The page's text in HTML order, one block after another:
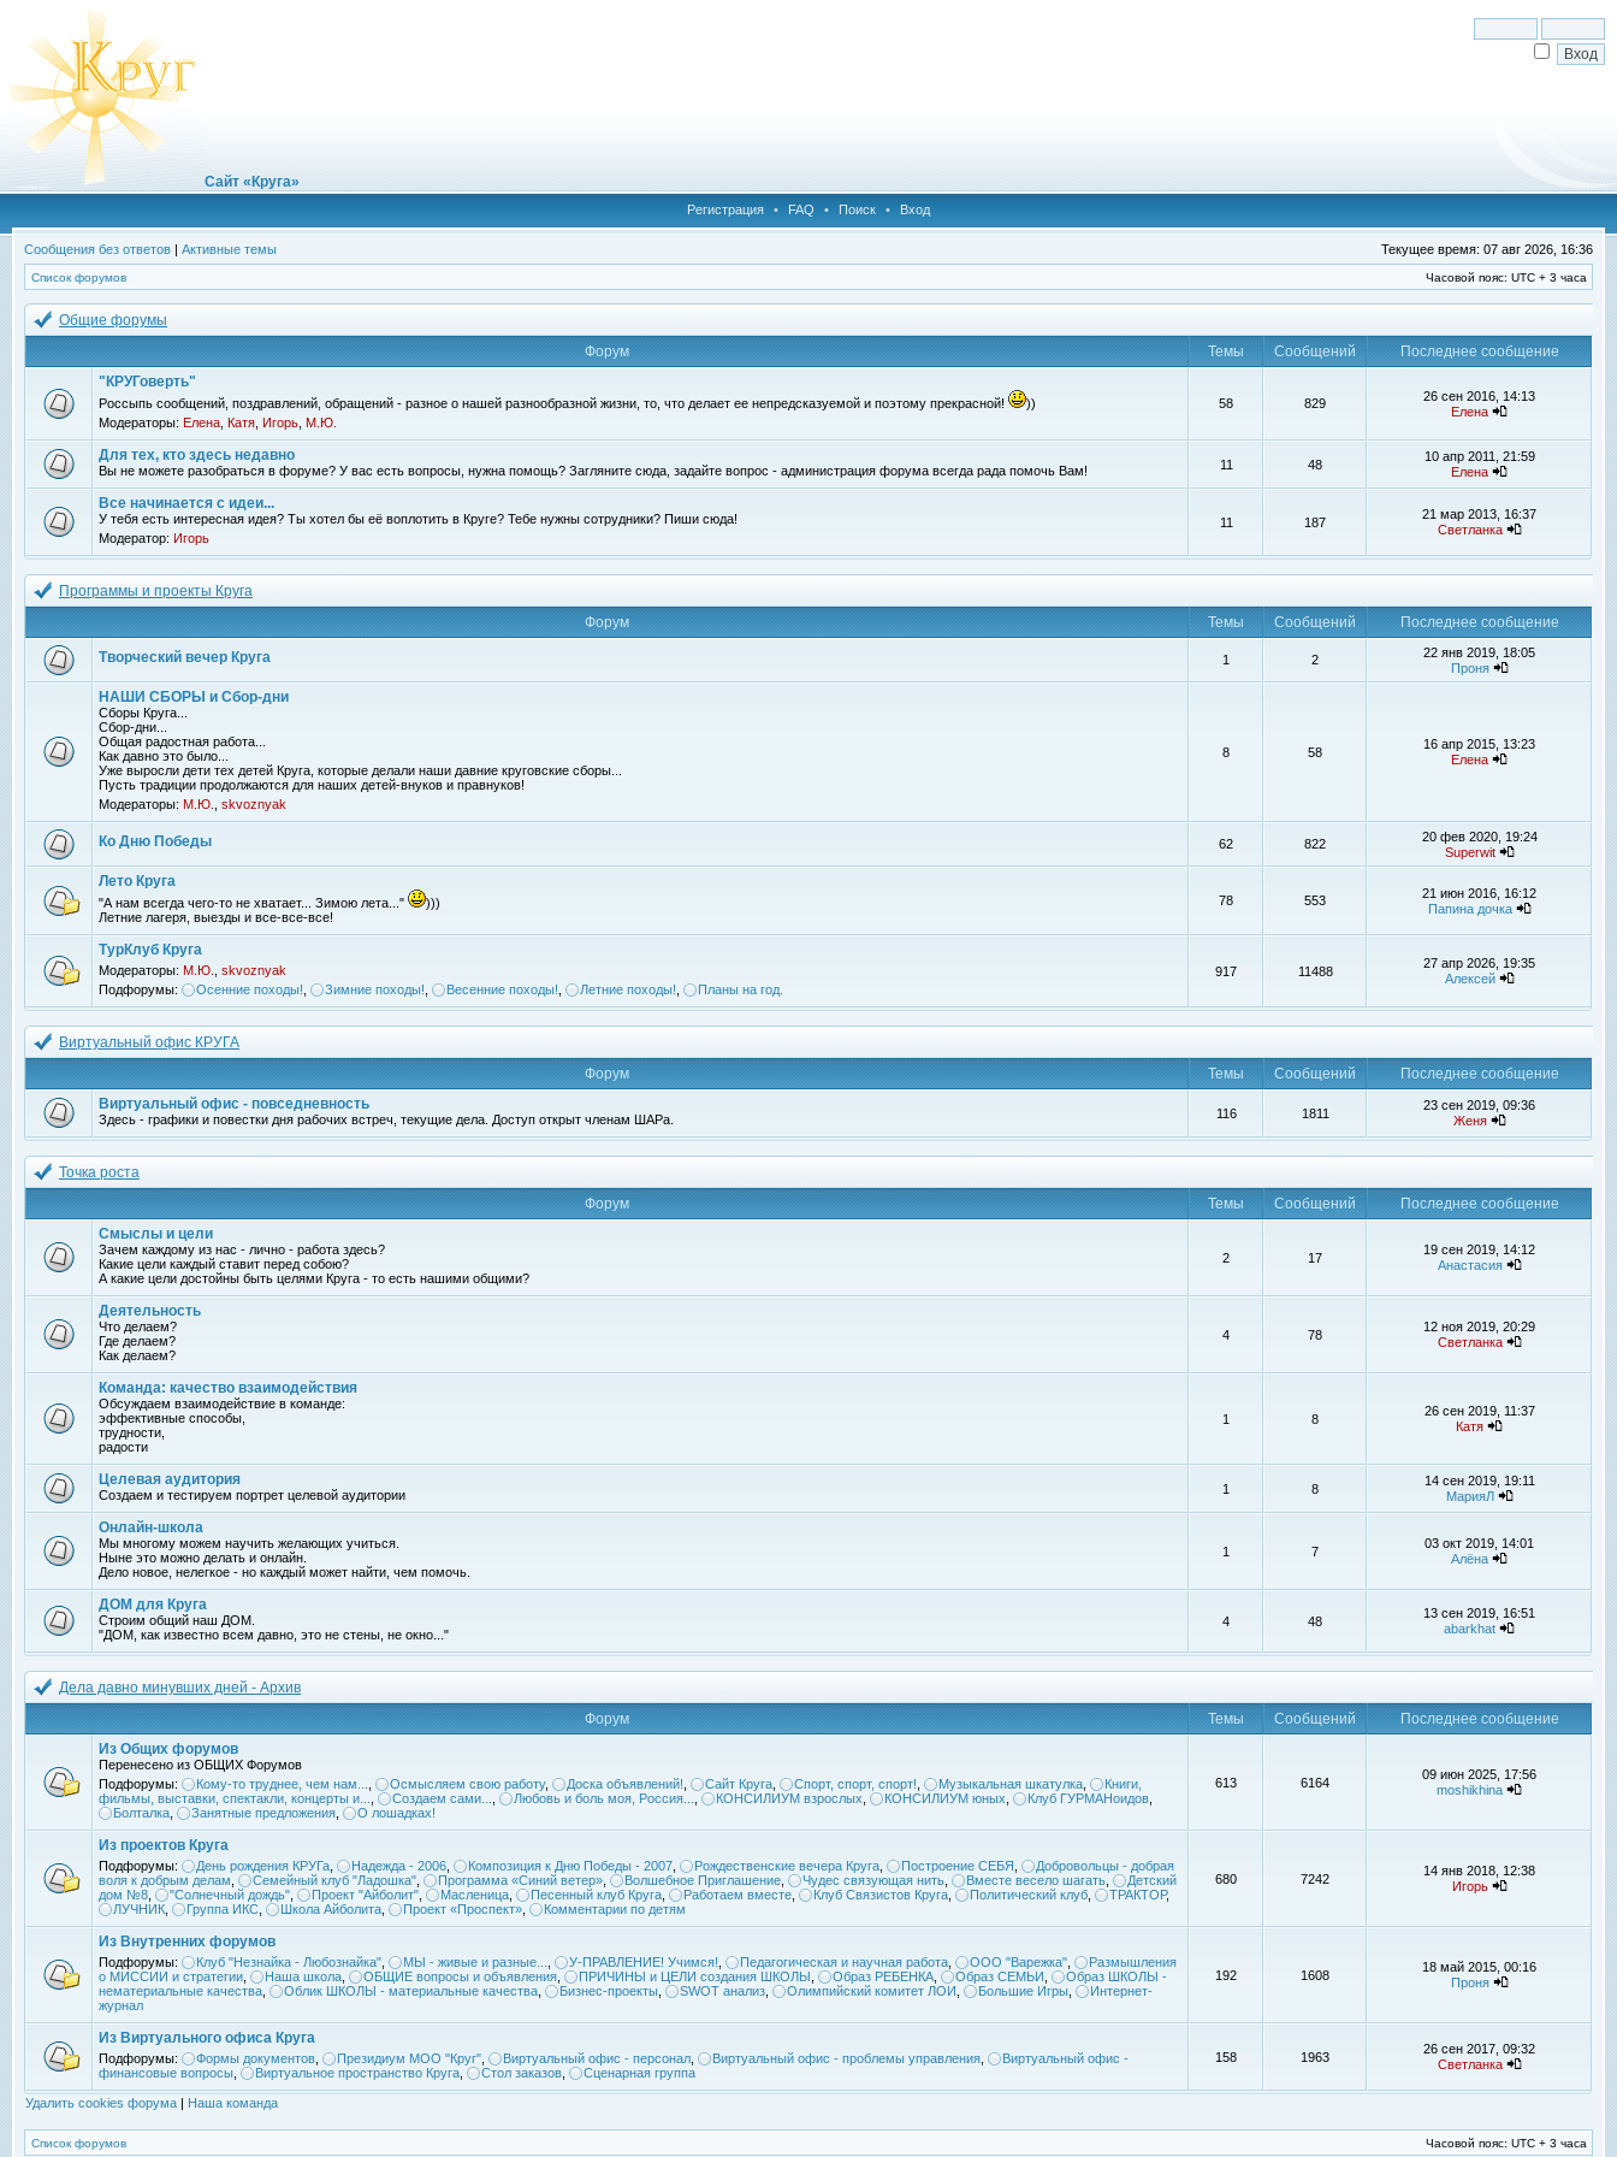
Сайт «Круга»
Регистрация • FAQ • Поиск • Вход
Сообщения без ответов | Активные темы Текущее время: 07 авг 2026, 16:36
Список форумов Часовой пояс: UTC + 3 часа
Общие форумы
Форум
Темы Сообщений
Последнее сообщение
"КРУГоверть"
Россыпь сообщений, поздравлений, обращений - разное о нашей разнообразной жизни, то, что делает ее непредсказуемой и поэтому прекрасной!
))
Модераторы: Елена Катя Игорь М.Ю.
58 829
26 сен 2016, 14:13
Елена
Для тех, кто здесь недавно
Вы не можете разобраться в форуме? У вас есть вопросы, нужна помощь? Загляните сюда, задайте вопрос - администрация форума всегда рада помочь Вам! 11 48
10 апр 2011, 21:59
Елена
Все начинается с идеи...
У тебя есть интересная идея? Ты хотел бы её воплотить в Круге? Тебе нужны сотрудники? Пиши сюда!
Модератор: Игорь
11 187
21 мар 2013, 16:37
Светланка
Программы и проекты Круга
Форум
Темы Сообщений Последнее сообщение
Творческий вечер Круга 1 2
22 янв 2019, 18:05
Проня
НАШИ СБОРЫ и Сбор-дни
Сборы Круга...
Сбор-дни...
Общая радостная работа...
Как давно это было...
Уже выросли дети тех детей Круга, которые делали наши давние круговские сборы...
Пусть традиции продолжаются для наших детей-внуков и правнуков!
Модераторы: М.Ю. skvoznyak
8 58
16 апр 2015, 13:23
Елена
Ко Дню Победы 62 822
20 фев 2020, 19:24
Superwit
Лето Круга
"А нам всегда чего-то не хватает... Зимою лета..."
)))
Летние лагеря, выезды и все-все-все!
78 553
21 июн 2016, 16:12
Папина дочка
ТурКлуб Круга
Модераторы: М.Ю.
skvoznyak
Подфорумы:
Осенние походы! Зимние походы! Весенние походы! Летние походы! Планы на год.
917 11488
27 апр 2026, 19:35
Алексей
Виртуальный офис КРУГА
Форум
Темы Сообщений
Последнее сообщение
Виртуальный офис - повседневность
Здесь - графики и повестки дня рабочих встреч, текущие дела. Доступ открыт членам ШАРа. 116 1811
23 сен 2019, 09:36
Женя
Точка роста
Форум
Темы Сообщений
Последнее сообщение
Смыслы и цели
Зачем каждому из нас - лично - работа здесь?
Какие цели каждый ставит перед собою?
А какие цели достойны быть целями Круга - то есть нашими общими?
2 17
19 сен 2019, 14:12
Анастасия
Деятельность
Что делаем?
Где делаем?
Как делаем?
4 78
12 ноя 2019, 20:29
Светланка
Команда: качество взаимодействия
Обсуждаем взаимодействие в команде:
эффективные способы,
трудности,
радости
1 8
26 сен 2019, 11:37
Катя
Целевая аудитория
Создаем и тестируем портрет целевой аудитории 1 8
14 сен 2019, 19:11
МарияЛ
Онлайн-школа
Мы многому можем научить желающих учиться.
Ныне это можно делать и онлайн.
Дело новое, нелегкое - но каждый может найти, чем помочь.
1 7
03 окт 2019, 14:01
Алёна
ДОМ для Круга
Строим общий наш ДОМ.
"ДОМ, как известно всем давно, это не стены, не окно..."
4 48
13 сен 2019, 16:51
abarkhat
Дела давно минувших дней - Архив
Форум
Темы Сообщений
Последнее сообщение
Из Общих форумов
Перенесено из ОБЩИХ Форумов
Подфорумы:
Кому-то труднее, чем нам... Осмысляем свою работу, Доска объявлений! Сайт Круга Спорт, спорт, спорт! Музыкальная шкатулка
Книги,
фильмы, выставки, спектакли, концерты и...
Создаем сами... Любовь и боль моя, Россия... КОНСИЛИУМ взрослых КОНСИЛИУМ юных Клуб ГУРМАНоидов
Болталка
Занятные предложения О лошадках!
613 6164
09 июн 2025, 17:56
moshikhina
Из проектов Круга
Подфорумы: День рождения КРУГа Надежда - 2006 Композиция к Дню Победы - 2007 Рождественские вечера Круга Построение СЕБЯ
Добровольцы - добрая
воля к добрым делам
Семейный клуб "Ладошка" Программа «Синий ветер» Волшебное Приглашение Чудес связующая нить Вместе весело шагать
Детский
дом №8
"Солнечный дождь" Проект "Айболит" Масленица Песенный клуб Круга Работаем вместе Клуб Связистов Круга Политический клуб ТРАКТОР,
ЛУЧНИК
Группа ИКС Школа Айболита Проект «Проспект» Комментарии по детям
680 7242
14 янв 2018, 12:38
Игорь
Из Внутренних форумов
Подфорумы: Клуб "Незнайка - Любознайка" МЫ - живые и разные... У-ПРАВЛЕНИЕ! Учимся! Педагогическая и научная работа ООО "Варежка"
Размышления
о МИССИИ и стратегии
Наша школа ОБЩИЕ вопросы и объявления ПРИЧИНЫ и ЦЕЛИ создания ШКОЛЫ Образ РЕБЕНКА Образ СЕМЬИ
Образ ШКОЛЫ -
нематериальные качества
Облик ШКОЛЫ - материальные качества Бизнес-проекты SWOT анализ Олимпийский комитет ЛОИ Большие Игры
Интернет-
журнал
192 1608
18 май 2015, 00:16
Проня
Из Виртуального офиса Круга
Подфорумы: Формы документов Президиум МОО "Круг" Виртуальный офис - персонал Виртуальный офис - проблемы управления
Виртуальный офис -
финансовые вопросы
Виртуальное пространство Круга Стол заказов Сценарная группа
158 1963
26 сен 2017, 09:32
Светланка
Удалить cookies форума | Наша команда
Список форумов Часовой пояс: UTC + 3 часа